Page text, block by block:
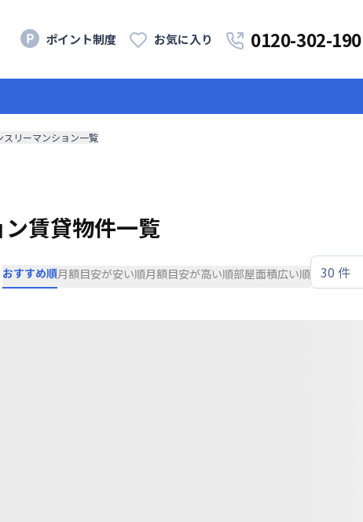
ポイント制度 お気に入り 0120-302-190
リーマンション一覧
賃貸物件一覧
おすすめ順月額目安が安い順月額目安が高い順部屋面積広い順